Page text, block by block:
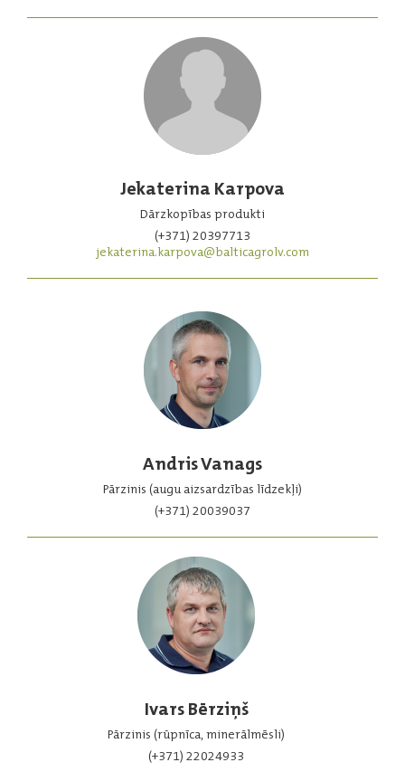
Jekaterina Karpova
Dārzkopības produkti
(+371) 20397713
jekaterina.karpova@balticagrolv.com
Andris Vanags
Pārzinis (augu aizsardzības līdzekļi)
(+371) 20039037
Ivars Bērziņš
Pārzinis (rūpnīca, minerālmēsli)
(+371) 22024933